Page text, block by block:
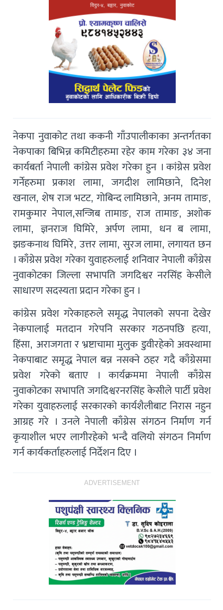
नेकपा नुवाकोट तथा ककनी गाँउपालीकाका अन्तर्गतका
नेकपाका बिभिन्न कमिटीहरुमा रहेर काम गरेका ३४ जना
कार्यबर्ता नेपाली कांग्रेस प्रवेश गरेका हुन । कांग्रेस प्रवेश
गर्नेहरुमा प्रकाश लामा, जगदीश लामिछाने, दिनेश
खनाल, शेष राज भटट, गोबिन्द लामिछाने, अनम तामाङ,
रामकुमार नेपाल,सन्जिब तामाङ, राज तामाङ, अशोक
लामा, ज्ञनराज घिमिरे, अर्पण लामा, धन ब लामा,
झङकनाथ घिमिरे, उत्तर लामा, सुरज लामा, लगायत छन
। काँग्रेस प्रवेश गरेका युवाहरुलाई शनिवार नेपाली काँग्रेस
नुवाकोटका जिल्ला सभापति जगदिश्वर नरसिंह केसीले
साधारण सदस्यता प्रदान गरेका हुन ।
कांग्रेस प्रवेश गरेकाहरुले समृद्ध नेपालको सपना देखेर
नेकपालाई मतदान गरेपनि सरकार गठनपछि हत्या,
हिंसा, अराजगता र भ्रष्टाचामा मुलुक डुवीरहेको अवस्थामा
नेकपाबाट समृद्ध नेपाल बन्न नसक्ने ठहर गदै काँग्रेसमा
प्रवेश गरेको बताए । कार्यक्रममा नेपाली काँग्रेस
नुवाकोटका सभापति जगदिश्वरनरसिंह केसीले पार्टी प्रवेश
गरेका युवाहरुलाई सरकारको कार्यशैलीबाट निरास नहुन
आग्रह गरे । उनले नेपाली काँग्रेस संगठन निर्माण गर्न
कृयाशील भएर लागीरहेको भन्दै वलियो संगठन निर्माण
गर्न कार्यकर्ताहरुलाई निर्देशन दिए ।
ADVERTISEMENT